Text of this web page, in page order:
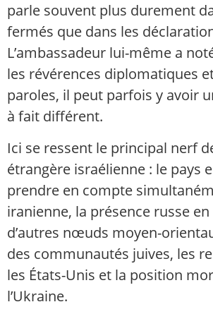
parle souvent plus durement
fermés que dans les
L’ambassadeur lui-même a
les révérences diplomatiques
paroles, il peut parfois y avoir
à fait différent.
Ici se ressent le principal nerf
étrangère israélienne : le pays
prendre en compte
iranienne, la présence russe
d’autres nœuds moyen-
des communautés juives, les
les États-Unis et la position
l’Ukraine.